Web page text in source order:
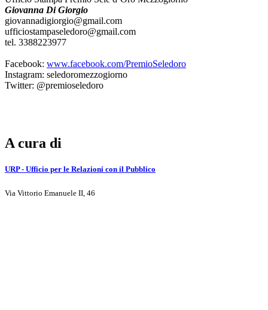
Giovanna Di Giorgio
giovannadigiorgio@gmail.com
ufficiostampaseledoro@gmail.com
tel. 3388223977
Facebook: www.facebook.com/PremioSeledoro
Instagram: seledoromezzogiorno
Twitter: @premioseledoro
A cura di
URP - Ufficio per le Relazioni con il Pubblico
Via Vittorio Emanuele II, 46